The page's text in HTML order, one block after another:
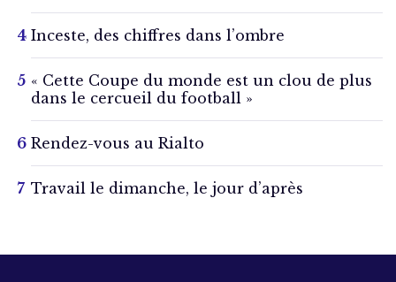
Inceste, des chiffres dans l’ombre
« Cette Coupe du monde est un clou de plus
dans le cercueil du football »
Rendez-vous au Rialto
Travail le dimanche, le jour d’après